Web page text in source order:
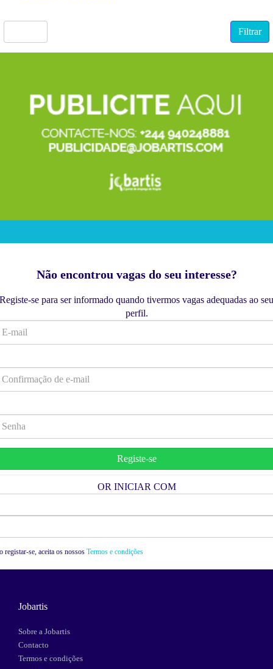
Não encontrou vagas do seu interesse?
Registe-se para ser informado quando tivermos vagas adequadas ao seu
perfil.
OR INICIAR COM
registar-se, aceita os nossos Termos e condições
Jobartis
Sobre a Jobartis
Contacto
Termos e condições